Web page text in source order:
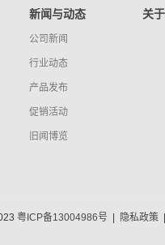
新闻与动态
公司新闻
行业动态
产品发布
促销活动
旧闻博览
关
粤ICP备13004986号 隐私政策